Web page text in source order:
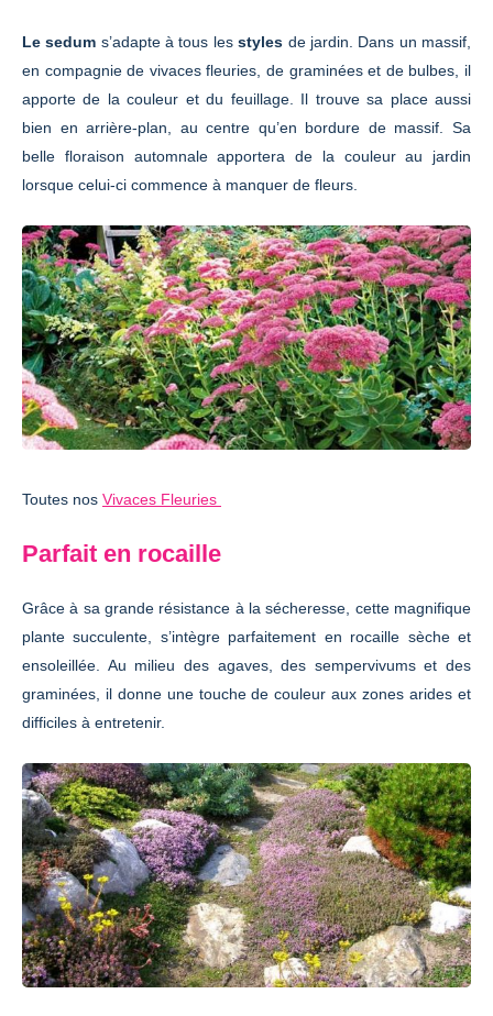
Le sedum s’adapte à tous lesstyles de jardin. Dans un massif,
en compagnie de vivaces fleuries, de graminées et de bulbes, il
apporte de la couleur et du feuillage. Il trouve sa place aussi
bien en arrière-plan, au centre qu’en bordure de massif. Sa
belle floraison automnale apportera de la couleur au jardin
lorsque celui-ci commence à manquer de fleurs.
Toutes nos Vivaces Fleuries
Parfait en rocaille
Grâce à sa grande résistance à la sécheresse, cette magnifique
plante succulente, s’intègre parfaitement en rocaille sèche et
ensoleillée. Au milieu des agaves, des sempervivums et des
graminées, il donne une touche de couleur aux zones arides et
difficiles à entretenir.